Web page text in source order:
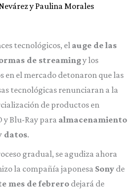
y Paulina Morales
tecnológicos, el auge de las
de streamingy los
en el mercado detonaron que las
tecnológicas renunciaran a la
de productos en
y Blu-Ray para almacenamiento
datos.
gradual, se agudiza ahora
la compañía japonesa Sony de
mes de febrero dejará de